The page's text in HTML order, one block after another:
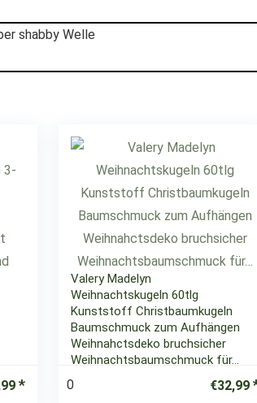
shabby Welle
Valery Madelyn
Weihnachtskugeln 60tlg
Kunststoff Christbaumkugeln
Baumschmuck zum Aufhängen
Weihnahctsdeko bruchsicher
Weihnachtsbaumschmuck für…
0 €32,99